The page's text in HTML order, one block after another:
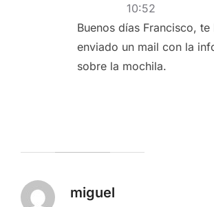
10:52
Buenos días Francisco, te
enviado un mail con la
sobre la mochila.
miguel